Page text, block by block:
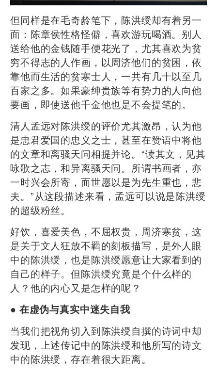
但同样是在毛奇龄笔下，陈洪绶却有着另一
面：陈章侯性格怪僻，喜欢游玩喝酒。别人
送给他的金钱随手便花光了，尤其喜欢为贫
穷不得志的人作画，以周济他们的贫困，依
靠他而生活的贫寒士人，一共有几十以至几
百家之多。如果豪绅贵族等有势力的人向他
要画，即使送他千金他也是不会提笔的。
清人孟远对陈洪绶的评价尤其激昂，认为他
是忠君爱国的忠义之士，甚至在赞语中将他
的文章和离骚天问相提并论。“读其文，见其
咏歌之志，和异离骚天问。所谓书画者，亦
一时兴会所寄，而世愿以是为先生重也，悲
夫。”从这段描述来看，孟远可以说是陈洪绶
的超级粉丝。
好饮，喜爱美色，不屈权贵，周济寒贫，这
是关于文人狂放不羁的刻板描写，是外人眼
中的陈洪绶，也是陈洪绶愿意让大家看到的
自己的样子。但陈洪绶究竟是个什么样的
人？他的内心又是怎样的呢？
● 在虚伪与真实中迷失自我
当我们把视角切入到陈洪绶自撰的诗词中却
发现，上述传记中的陈洪绶和他所写的诗文
中的陈洪绶，存在着很大距离。